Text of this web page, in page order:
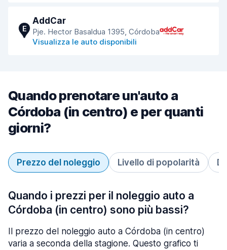
E
AddCar
Pje. Hector Basaldua 1395, Córdoba
Visualizza le auto disponibili
Quando prenotare un'auto a
Córdoba (in centro) e per quanti
giorni?
Prezzo del noleggio Livello di popolarità
Quando i prezzi per il noleggio auto a
Córdoba (in centro) sono più bassi?
Il prezzo del noleggio auto a Córdoba (in centro)
varia a seconda della stagione. Questo grafico ti